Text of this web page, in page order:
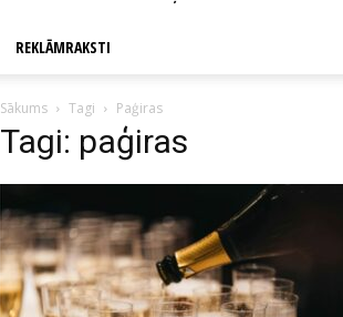
REKLĀMRAKSTI
Sākums Tagi Paģiras
Tagi: paģiras